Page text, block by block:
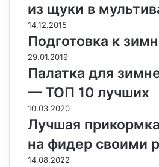
из щуки в
14.12.2015
Подготовка к
29.01.2019
Палатка для
— ТОП 10 лучших
10.03.2020
Лучшая
на фидер своими
14.08.2022